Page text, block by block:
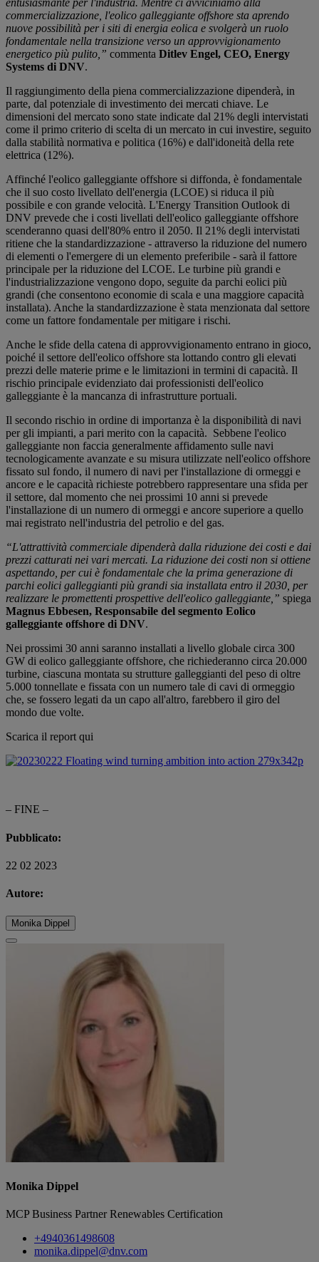
entusiasmante per l'industria. Mentre ci avviciniamo alla
commercializzazione, l'eolico galleggiante offshore sta aprendo
nuove possibilità per i siti di energia eolica e svolgerà un ruolo
fondamentale nella transizione verso un approvvigionamento
energetico più pulito,” commenta Ditlev Engel, CEO, Energy
Systems di DNV.
Il raggiungimento della piena commercializzazione dipenderà, in
parte, dal potenziale di investimento dei mercati chiave. Le
dimensioni del mercato sono state indicate dal 21% degli intervistati
come il primo criterio di scelta di un mercato in cui investire, seguito
dalla stabilità normativa e politica (16%) e dall'idoneità della rete
elettrica (12%).
Affinché l'eolico galleggiante offshore si diffonda, è fondamentale
che il suo costo livellato dell'energia (LCOE) si riduca il più
possibile e con grande velocità. L'Energy Transition Outlook di
DNV prevede che i costi livellati dell'eolico galleggiante offshore
scenderanno quasi dell'80% entro il 2050. Il 21% degli intervistati
ritiene che la standardizzazione - attraverso la riduzione del numero
di elementi o l'emergere di un elemento preferibile - sarà il fattore
principale per la riduzione del LCOE. Le turbine più grandi e
l'industrializzazione vengono dopo, seguite da parchi eolici più
grandi (che consentono economie di scala e una maggiore capacità
installata). Anche la standardizzazione è stata menzionata dal settore
come un fattore fondamentale per mitigare i rischi.
Anche le sfide della catena di approvvigionamento entrano in gioco,
poiché il settore dell'eolico offshore sta lottando contro gli elevati
prezzi delle materie prime e le limitazioni in termini di capacità. Il
rischio principale evidenziato dai professionisti dell'eolico
galleggiante è la mancanza di infrastrutture portuali.
Il secondo rischio in ordine di importanza è la disponibilità di navi
per gli impianti, a pari merito con la capacità. Sebbene l'eolico
galleggiante non faccia generalmente affidamento sulle navi
tecnologicamente avanzate e su misura utilizzate nell'eolico offshore
fissato sul fondo, il numero di navi per l'installazione di ormeggi e
ancore e le capacità richieste potrebbero rappresentare una sfida per
il settore, dal momento che nei prossimi 10 anni si prevede
l'installazione di un numero di ormeggi e ancore superiore a quello
mai registrato nell'industria del petrolio e del gas.
“L'attrattività commerciale dipenderà dalla riduzione dei costi e dai
prezzi catturati nei vari mercati. La riduzione dei costi non si ottiene
aspettando, per cui è fondamentale che la prima generazione di
parchi eolici galleggianti più grandi sia installata entro il 2030, per
realizzare le promettenti prospettive dell'eolico galleggiante,” spiega
Magnus Ebbesen, Responsabile del segmento Eolico
galleggiante offshore di DNV.
Nei prossimi 30 anni saranno installati a livello globale circa 300
GW di eolico galleggiante offshore, che richiederanno circa 20.000
turbine, ciascuna montata su strutture galleggianti del peso di oltre
5.000 tonnellate e fissata con un numero tale di cavi di ormeggio
che, se fossero legati da un capo all'altro, farebbero il giro del
mondo due volte.
Scarica il report qui
– FINE –
Pubblicato:
22 02 2023
Autore:
Monika Dippel
Monika Dippel
MCP Business Partner Renewables Certification
+4940361498608
monika.dippel@dnv.com